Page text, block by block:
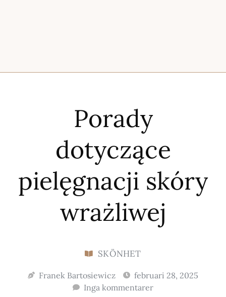
Porady
dotyczące
pielęgnacji skóry
wrażliwej
SKÖNHET
Franek Bartosiewicz
februari 28, 2025
Inga kommentarer